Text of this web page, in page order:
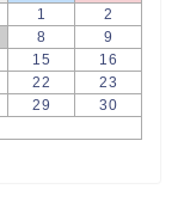
1
2
8
9
15
16
22
23
29
30